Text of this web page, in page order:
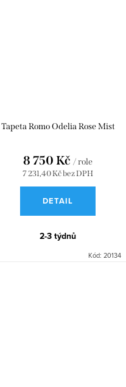
Tapeta Romo Odelia Rose Mist
7 231,40 Kč bez DPH
8 750 Kč / role
DETAIL
2-3 týdnů
Kód: 20134